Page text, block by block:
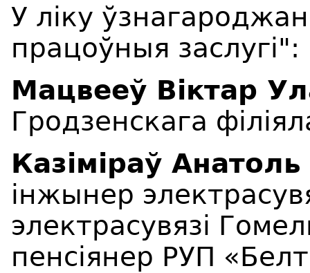
У ліку
працоўныя заслугі":
Мацвееў Віктар
Гродзенскага
Казіміраў
інжынер
электрасувязі
пенсіянер РУП